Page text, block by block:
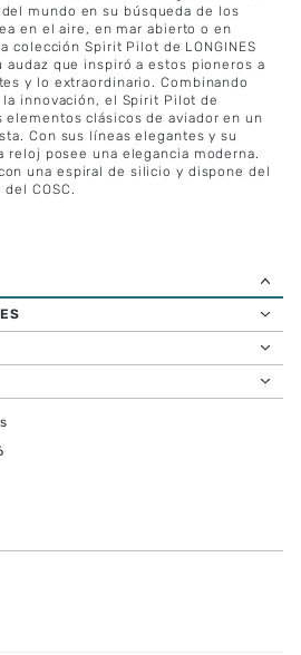
mundo en su búsqueda de los
en el aire, en mar abierto o en
colección Spirit Pilot de LONGINES
que inspiró a estos pioneros a
y lo extraordinario. Combinando
innovación, el Spirit Pilot de
elementos clásicos de aviador en un
Con sus líneas elegantes y su
reloj posee una elegancia moderna.
una espiral de silicio y dispone del
COSC.